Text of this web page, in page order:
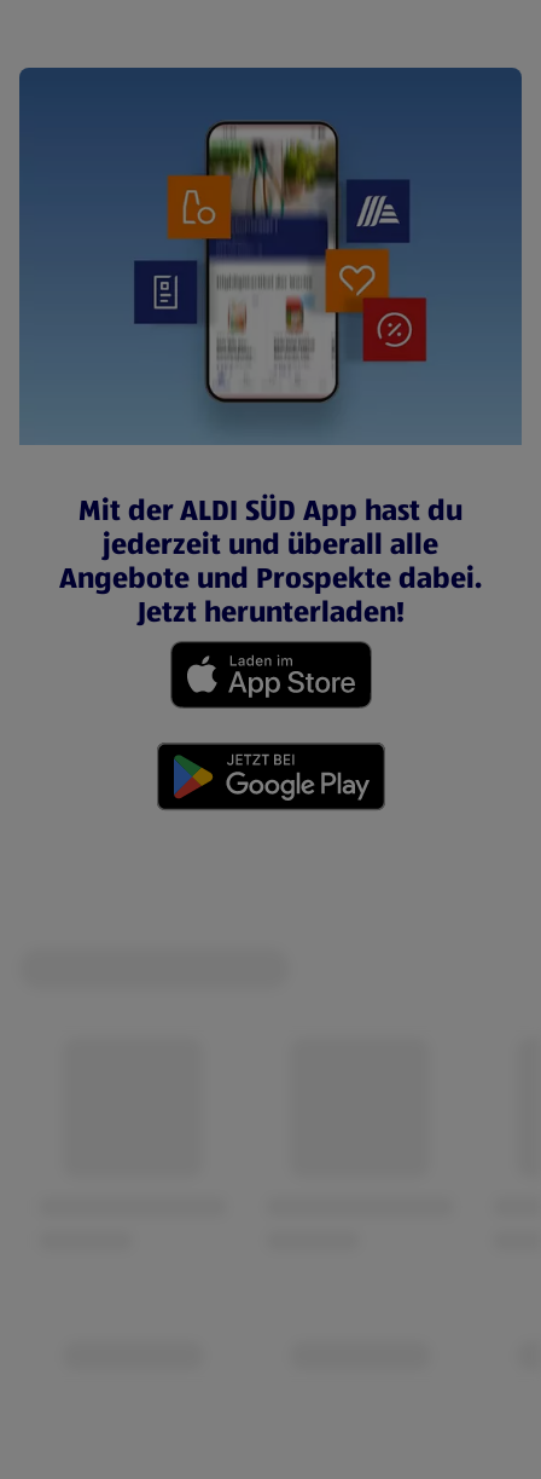
Mit der ALDI SÜD App hast du
jederzeit und überall alle
Angebote und Prospekte dabei.
Jetzt herunterladen!